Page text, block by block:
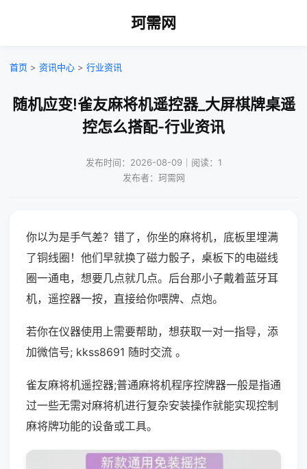
珂需网
首页 > 资讯中心 > 行业资讯
随机应变!雀友麻将机遥控器_大屏棋牌桌遥
控怎么搭配-行业资讯
发布时间：2026-08-09｜阅读：1
发布者：珂需网
你以为是手气差？错了，你坐的麻将机，底板里埋满
了铜线圈！他们早就换了磁力骰子，桌板下的电磁线
圈一通电，想要几点就几点。后台那小子戴着蓝牙耳
机，遥控器一按，直接给你喂牌、点炮。
若你在仪器使用上需要帮助，想获取一对一指导，添
加微信号; kkss8691 随时交流 。
雀友麻将机遥控器;普通麻将机程序控牌器一般是指通
过一些无需对麻将机进行复杂安装操作就能实现控制
麻将牌功能的设备或工具。